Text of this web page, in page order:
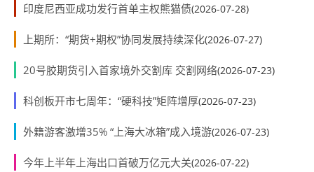
印度尼西亚成功发行首单主权熊猫债(2026-07-28)
上期所：“期货+期权”协同发展持续深化(2026-07-27)
20号胶期货引入首家境外交割库 交割网络(2026-07-23)
科创板开市七周年：“硬科技”矩阵增厚(2026-07-23)
外籍游客激增35% “上海大冰箱”成入境游(2026-07-23)
今年上半年上海出口首破万亿元大关(2026-07-22)